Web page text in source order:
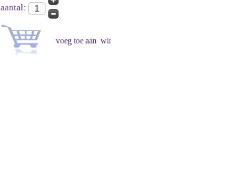
aantal: